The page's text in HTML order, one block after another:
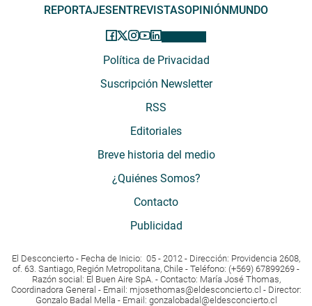
REPORTAJES ENTREVISTASOPINIÓN MUNDO
Política de Privacidad
Suscripción Newsletter
RSS
Editoriales
Breve historia del medio
¿Quiénes Somos?
Contacto
Publicidad
El Desconcierto - Fecha de Inicio: 05 - 2012 - Dirección: Providencia 2608,
of. 63. Santiago, Región Metropolitana, Chile - Teléfono: (+569) 67899269 -
Razón social: El Buen Aire SpA. - Contacto: María José Thomas,
Coordinadora General - Email: mjosethomas@eldesconcierto.cl - Director:
Gonzalo Badal Mella - Email: gonzalobadal@eldesconcierto.cl